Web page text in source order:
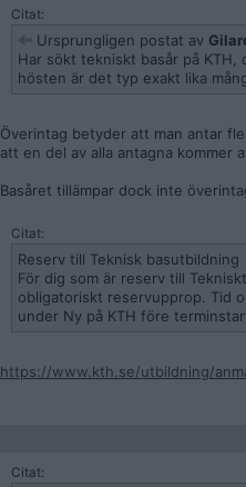
Citat:
Ursprungligen postat av
Har sökt tekniskt basår på
hösten är det typ exakt lika
Överintag betyder att man antar
att en del av alla antagna kommer
Basåret tillämpar dock inte
Citat:
Reserv till Teknisk basutbildning
För dig som är reserv till
obligatoriskt reservupprop. Tid
under Ny på KTH före
https://www.kth.se/utbildning/
Citat: